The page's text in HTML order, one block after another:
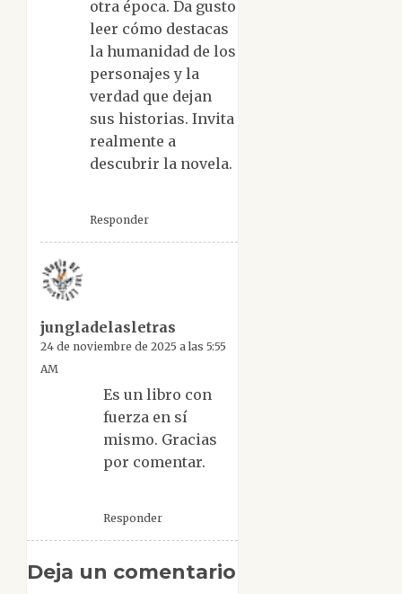
otra época. Da gusto
leer cómo destacas
la humanidad de los
personajes y la
verdad que dejan
sus historias. Invita
realmente a
descubrir la novela.
Responder
jungladelasletras
24 de noviembre de 2025 a las 5:55
AM
Es un libro con
fuerza en sí
mismo. Gracias
por comentar.
Responder
Deja un comentario